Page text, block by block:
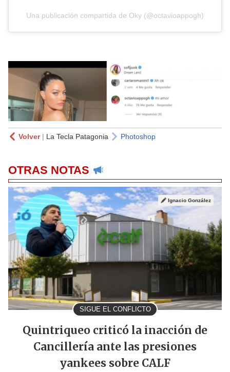
Una publicación compartida de Oky (@octavioappogh)
Volver| La Tecla Patagonia Photoshop
OTRAS NOTAS
SIGUE EL CONFLICTO
Ignacio González
Quintriqueo criticó la inacción de
Cancillería ante las presiones
yankees sobre CALF